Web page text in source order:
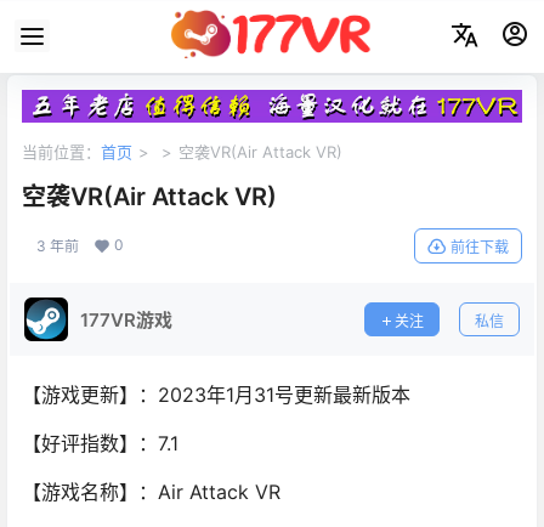
当前位置： 首页 > > 空袭VR(Air Attack VR)
空袭VR(Air Attack VR)
3 年前 0 前往下载
177VR游戏 关注 私信
【游戏更新】：2023年1月31号更新最新版本
【好评指数】：7.1
【游戏名称】：Air Attack VR